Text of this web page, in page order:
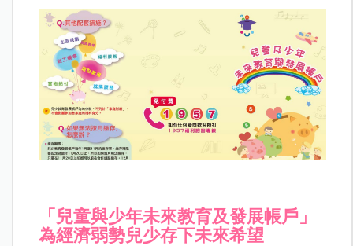
「兒童與少年未來教育及發展帳戶」
為經濟弱勢兒少存下未來希望